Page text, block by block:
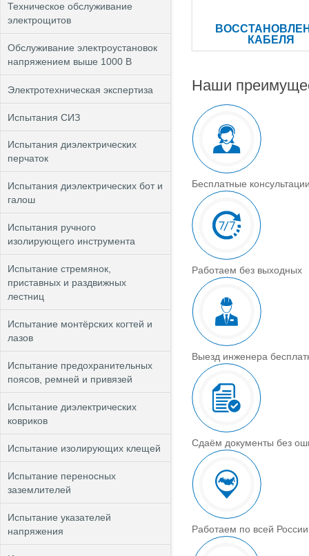
Техническое обслуживание
электрощитов
Обслуживание электроустановок
напряжением выше 1000 В
Электротехническая экспертиза
Испытания СИЗ
Испытания диэлектрических
перчаток
Испытания диэлектрических бот и
галош
Испытания ручного
изолирующего инструмента
Испытание стремянок,
приставных и раздвижных
лестниц
Испытание монтёрских когтей и
лазов
Испытание предохранительных
поясов, ремней и привязей
Испытание диэлектрических
ковриков
Испытание изолирующих клещей
Испытание переносных
заземлителей
Испытание указателей
напряжения
КАБЕЛЯ
Наши
Бесплатные
Работаем без выходных
Выезд инженера
Сдаём документы без
Работаем по всей России